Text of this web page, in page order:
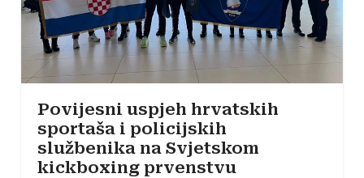
Povijesni uspjeh hrvatskih
sportaša i policijskih
službenika na Svjetskom
kickboxing prvenstvu